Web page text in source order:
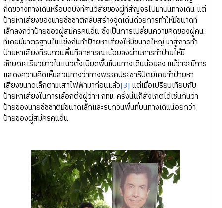
กีดขวางทางเดินหรือบดบังทัศนวิสัยของผู้ที่สัญจรไปมาบนทางเดิน แต่
ป้ายหาเสียงของนายชัชชาติกลับสร้างจุดเด่นด้วยการทำให้มีขนาดที่
เล็กลงกว่าป้ายของผู้สมัครคนอื่น ซึ่งเป็นการเปลี่ยนความคิดของผู้คน
ที่เคยมีมาตรฐานในแข่งกันทำป้ายหาเสียงให้มีขนาดใหญ่ มาสู่การทำ
ป้ายหาเสียงที่รบกวนพื้นที่สาธารณะน้อยลงผ่านการทำป้ายให้มี
ลักษณะเรียวยาวในแนวตั้งเบียดพื้นที่บนทางเดินน้อยลง แม้ว่าจะมีการ
แสดงความคิดเห็นสวนทางว่าทางพรรคประชาธิปัตย์เคยทำป้ายหา
เสียงขนาดเล็กตามเสาไฟฟ้ามาก่อนแล้ว[3] แต่เมื่อเปรียบเทียบกับ
ป้ายหาเสียงในการเลือกตั้งผู้ว่าฯ กทม. ครั้งนั้นก็สังเกตได้เช่นกันว่า
ป้ายของนายชัชชาติมีขนาดเล็กและรบกวนพื้นที่บนทางเดินน้อยกว่า
ป้ายของผู้สมัครคนอื่น